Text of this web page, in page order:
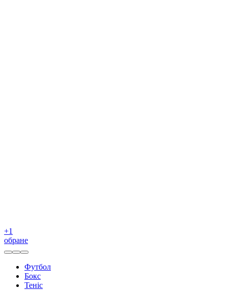
+1
обране
Футбол
Бокс
Теніс